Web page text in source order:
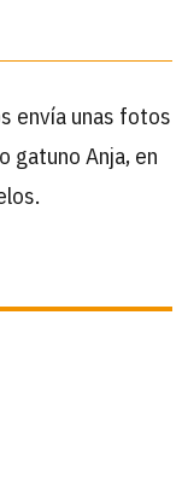
envía unas fotos
gatuno Anja, en